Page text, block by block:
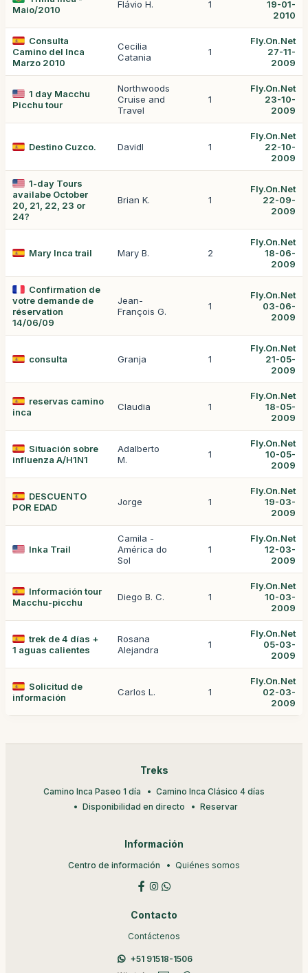
Maio/2010
Flávio H. 1
19-01-
2010
Consulta
Camino del Inca
Marzo 2010
Cecilia
Catania
1
Fly.On.Net
27-11-
2009
1 day Macchu
Picchu tour
Northwoods
Cruise and
Travel
1
Fly.On.Net
23-10-
2009
Destino Cuzco. Davidl 1
Fly.On.Net
22-10-
2009
1-day Tours
availabe October
20, 21, 22, 23 or
24?
Brian K. 1
Fly.On.Net
22-09-
2009
Mary Inca trail Mary B. 2
Fly.On.Net
18-06-
2009
Confirmation de
votre demande de
réservation
14/06/09
Jean-
François G.
1
Fly.On.Net
03-06-
2009
consulta Granja 1
Fly.On.Net
21-05-
2009
reservas camino
inca
Claudia 1
Fly.On.Net
18-05-
2009
Situación sobre
influenza A/H1N1
Adalberto
M.
1
Fly.On.Net
10-05-
2009
DESCUENTO
POR EDAD
Jorge 1
Fly.On.Net
19-03-
2009
Inka Trail
Camila -
América do
Sol
1
Fly.On.Net
12-03-
2009
Información tour
Macchu-picchu
Diego B. C. 1
Fly.On.Net
10-03-
2009
trek de 4 días +
1 aguas calientes
Rosana
Alejandra
1
Fly.On.Net
05-03-
2009
Solicitud de
información
Carlos L. 1
Fly.On.Net
02-03-
2009
Treks
Camino Inca Paseo 1 día
Camino Inca Clásico 4 días
Disponibilidad en directo
Reservar
Información
Centro de información Quiénes somos
Contacto
Contáctenos
+51 91518-1506